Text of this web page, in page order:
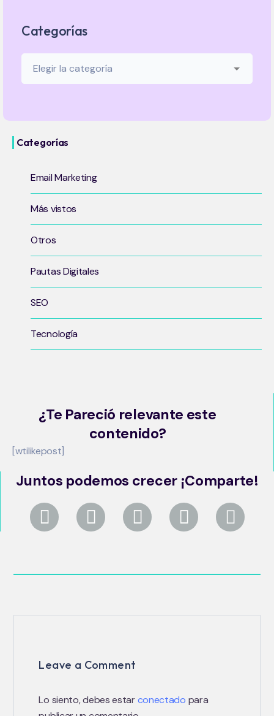
Categorías
Categorías
Email Marketing
Más vistos
Otros
Pautas Digitales
SEO
Tecnología
¿Te Pareció relevante este
contenido?
[wtilikepost]
Juntos podemos crecer ¡Comparte!
Leave a Comment
Lo siento, debes estarconectado para